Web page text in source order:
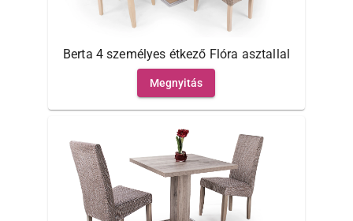
Berta 4 személyes étkező Flóra asztallal
Megnyitás